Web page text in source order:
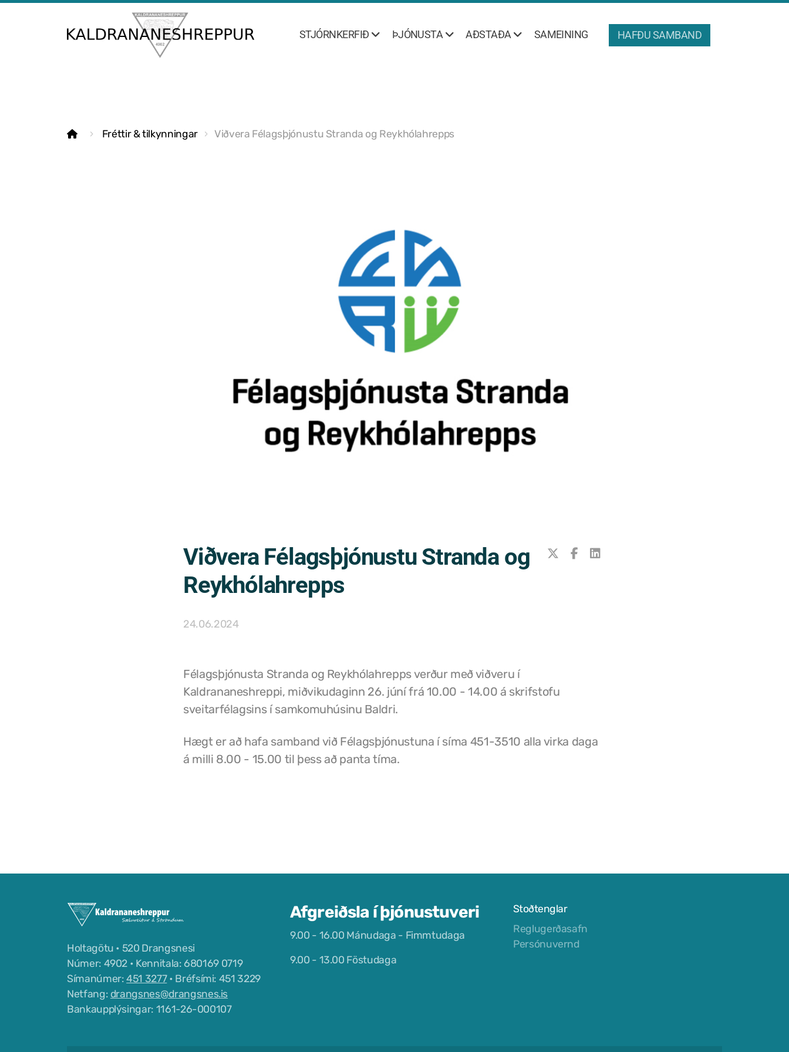
STJÓRNKERFIÐ ÞJÓNUSTA AÐSTAÐA SAMEINING HAFÐU SAMBAND
Fréttir & tilkynningar Viðvera Félagsþjónustu Stranda og Reykhólahrepps
Viðvera Félagsþjónustu Stranda og
Reykhólahrepps
24.06.2024
Félagsþjónusta Stranda og Reykhólahrepps verður með viðveru í
Kaldrananeshreppi, miðvikudaginn 26. júní frá 10.00 - 14.00 á skrifstofu
sveitarfélagsins í samkomuhúsinu Baldri.
Hægt er að hafa samband við Félagsþjónustuna í síma 451-3510 alla virka daga
á milli 8.00 - 15.00 til þess að panta tíma.
Holtagötu • 520 Drangsnesi
Númer: 4902 • Kennitala: 680169 0719
Símanúmer:451 3277• Bréfsími: 451 3229
Netfang: drangsnes@drangsnes.is
Bankaupplýsingar: 1161-26-000107
Afgreiðsla í þjónustuveri
9.00 - 16.00 Mánudaga - Fimmtudaga
9.00 - 13.00 Föstudaga
Stoðtenglar
Reglugerðasafn
Persónuvernd